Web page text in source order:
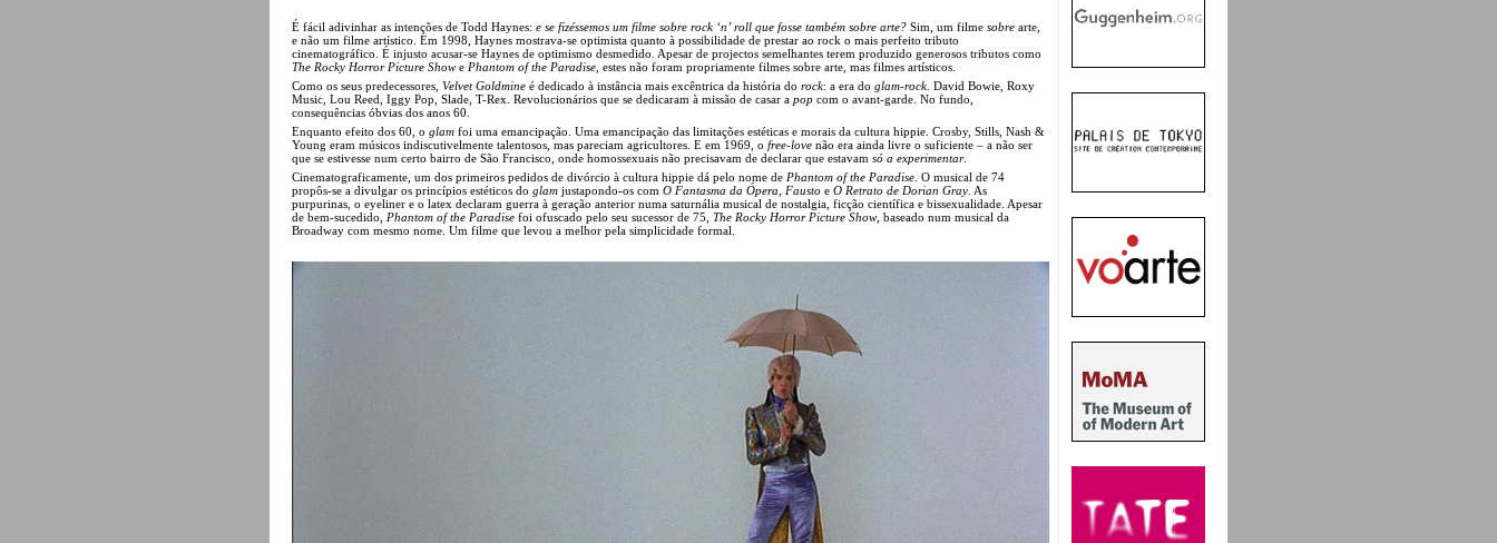
É fácil adivinhar as intenções de Todd Haynes: e se fizéssemos um filme sobre rock ‘n’ roll que fosse também sobre arte? Sim, um filme sobre arte,
e não um filme artístico. Em 1998, Haynes mostrava-se optimista quanto à possibilidade de prestar ao rock o mais perfeito tributo
cinematográfico. É injusto acusar-se Haynes de optimismo desmedido. Apesar de projectos semelhantes terem produzido generosos tributos como
The Rocky Horror Picture Showe Phantom of the Paradise , estes não foram propriamente filmes sobre arte, mas filmes artísticos.
Como os seus predecessores, Velvet Goldmine é dedicado à instância mais excêntrica da história do rock: a era do glam-rock . David Bowie, Roxy
Music, Lou Reed, Iggy Pop, Slade, T-Rex. Revolucionários que se dedicaram à missão de casar a pop com o avant-garde. No fundo,
consequências óbvias dos anos 60.
Enquanto efeito dos 60, o glam foi uma emancipação. Uma emancipação das limitações estéticas e morais da cultura hippie. Crosby, Stills, Nash &
Young eram músicos indiscutivelmente talentosos, mas pareciam agricultores. E em 1969, o free-love não era ainda livre o suficiente – a não ser
que se estivesse num certo bairro de São Francisco, onde homossexuais não precisavam de declarar que estavam só a experimentar.
Cinematograficamente, um dos primeiros pedidos de divórcio à cultura hippie dá pelo nome de Phantom of the Paradise . O musical de 74
propôs-se a divulgar os princípios estéticos do glam justapondo-os com O Fantasma da Ópera Fausto e O Retrato de Dorian Gray . As
purpurinas, o eyeliner e o latex declaram guerra à geração anterior numa saturnália musical de nostalgia, ficção científica e bissexualidade. Apesar
de bem-sucedido, Phantom of the Paradise foi ofuscado pelo seu sucessor de 75, The Rocky Horror Picture Show, baseado num musical da
Broadway com mesmo nome. Um filme que levou a melhor pela simplicidade formal.